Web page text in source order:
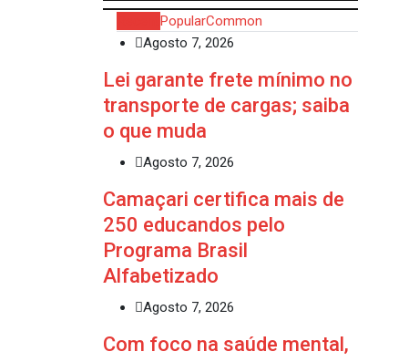
PopularCommon
Agosto 7, 2026
Lei garante frete mínimo no
transporte de cargas; saiba
o que muda
Agosto 7, 2026
Camaçari certifica mais de
250 educandos pelo
Programa Brasil
Alfabetizado
Agosto 7, 2026
Com foco na saúde mental,